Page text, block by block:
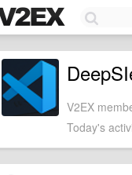
V2EX
Today's